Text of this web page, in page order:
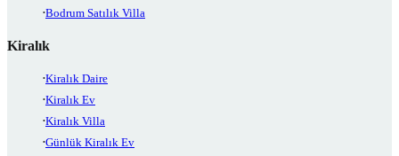
Bodrum Satılık Villa
Kiralık
Kiralık Daire
Kiralık Ev
Kiralık Villa
Günlük Kiralık Ev